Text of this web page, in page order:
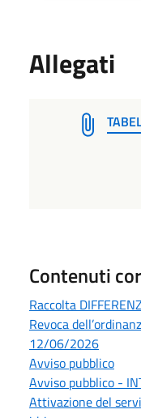
Allegati
Contenuti
Raccolta
Revoca
12/06/2026
Avviso pubblico
Avviso pubblico -
Attivazione del